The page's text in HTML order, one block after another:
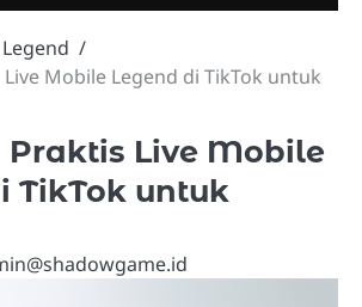
Mobile Legend di TikTok untuk
Praktis Live Mobile
TikTok untuk